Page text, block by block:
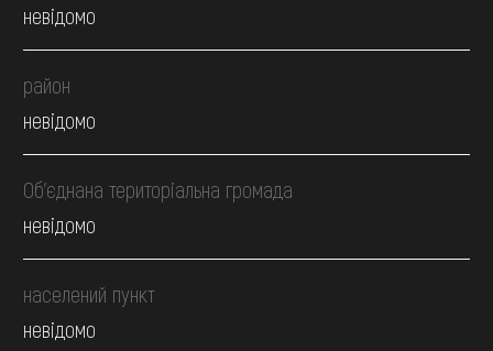
невідомо
район
невідомо
Об’єднана територіальна громада
невідомо
населений пункт
невідомо